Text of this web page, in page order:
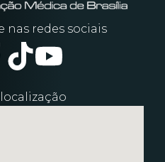
nas redes sociais